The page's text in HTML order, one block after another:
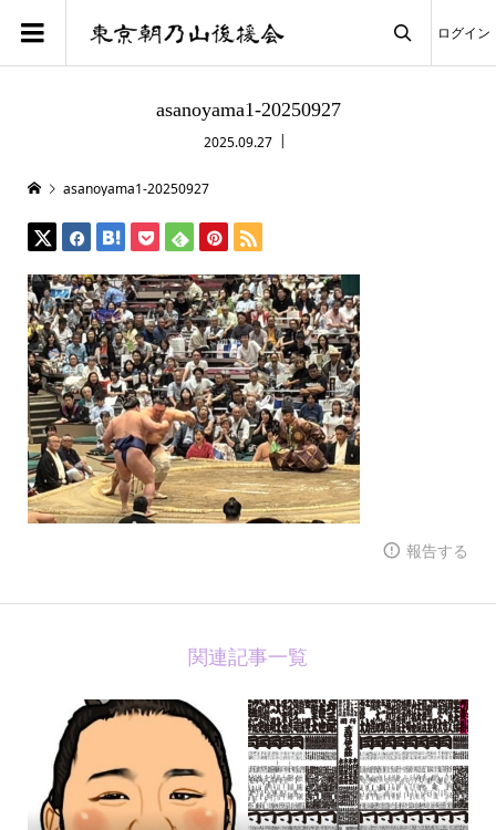
ログイン
asanoyama1-20250927
2025.09.27
asanoyama1-20250927
報告する
関連記事一覧